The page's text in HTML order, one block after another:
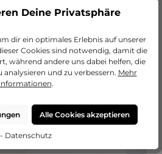
Passepartout?
Deine Privatsphäre
dir ein optimales Erlebnis auf unserer
Cookies sind notwendig, damit die
während andere uns dabei helfen, die
analysieren und zu verbessern. Mehr
.
Alle Cookies akzeptieren
- Datenschutz